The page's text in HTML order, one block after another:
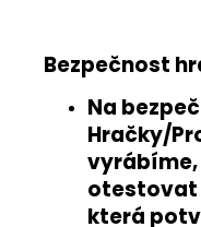
Bezpečnost
Na
Hračky/
vyrábíme,
otestovat
která